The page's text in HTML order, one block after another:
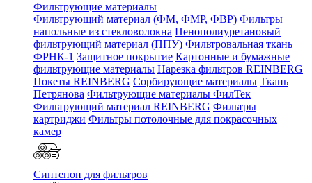
Фильтрующие материалы
Фильтрующий материал (ФМ, ФМР, ФВР) Фильтры
напольные из стекловолокна Пенополиуретановый
фильтрующий материал (ППУ) Фильтровальная ткань
ФРНК-1 Защитное покрытие Картонные и бумажные
фильтрующие материалы Нарезка фильтров REINBERG
Покеты REINBERG Сорбирующие материалы Ткань
Петрянова Фильтрующие материалы ФилТек
Фильтрующий материал REINBERG Фильтры
картриджи Фильтры потолочные для покрасочных
камер
Синтепон для фильтров